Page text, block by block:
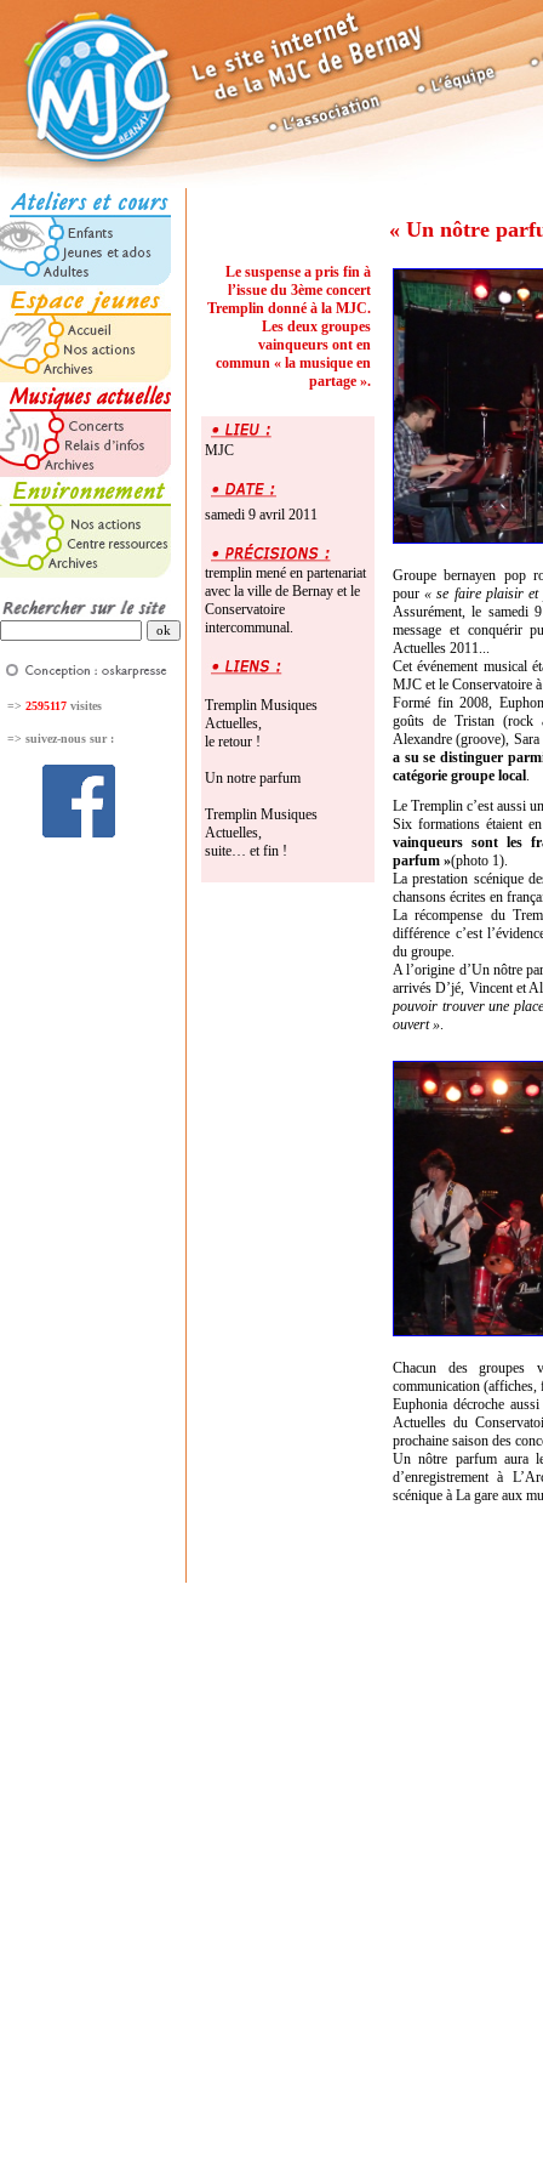
=> 2595117 visites
=> suivez-nous sur :
Le suspense a pris fin à
l’issue du 3ème concert
Tremplin donné à la MJC.
Les deux groupes
vainqueurs ont en
commun « la musique en
partage ».
MJC
samedi 9 avril 2011
tremplin mené en partenariat
avec la ville de Bernay et le
Conservatoire
intercommunal.
Tremplin Musiques
Actuelles,
le retour !
Un notre parfum
Tremplin Musiques
Actuelles,
suite… et fin !
« Un nôtre
Groupe bernayen pop
pour« se faire plaisir et
Assurément, le samedi
message et conquérir
Actuelles 2011...
Cet événement musical
MJC et le Conservatoire
Formé fin 2008,
goûts de Tristan (rock
Alexandre (groove),
a su se distinguer
catégorie groupe local.
Le Tremplin c’est aussi
Six formations étaient
vainqueurs sont les
parfum »(photo 1).
La prestation scénique
chansons écrites en
La récompense du
différence c’est
du groupe.
A l’origine d’Un nôtre
arrivés D’jé, Vincent et
pouvoir trouver une
ouvert ».
Chacun des groupes
communication (affiches,
Euphonia décroche
Actuelles du
prochaine saison des
Un nôtre parfum aura
d’enregistrement à
scénique à La gare aux